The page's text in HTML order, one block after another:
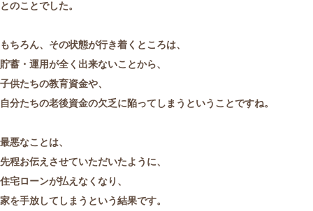
とのことでした。
もちろん、その状態が行き着くところは、
貯蓄・運用が全く出来ないことから、
子供たちの教育資金や、
自分たちの老後資金の欠乏に陥ってしまうということですね。
最悪なことは、
先程お伝えさせていただいたように、
住宅ローンが払えなくなり、
家を手放してしまうという結果です。